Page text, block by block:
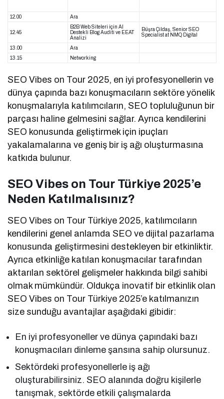
12.00 Ara
12.45
B2B Web Siteleri için Al
Destekli Blog Auditi ve EEAT
Analizi
Büşra Çildaş, Senior SEO
Specialist at NMQ Digital
13.00
Ara
13.15
Networking
SEO Vibes on Tour 2025, en iyi profesyonellerin ve
dünya çapında bazı konuşmacıların sektöre yönelik
konuşmalarıyla katılımcıların, SEO topluluğunun bir
parçası haline gelmesini sağlar. Ayrıca kendilerini
SEO konusunda geliştirmek için ipuçları
yakalamalarına ve geniş bir iş ağı oluşturmasına
katkıda bulunur.
SEO Vibes on Tour Türkiye 2025’e
Neden Katılmalısınız?
SEO Vibes on Tour Türkiye 2025, katılımcıların
kendilerini genel anlamda SEO ve dijital pazarlama
konusunda geliştirmesini destekleyen bir etkinliktir.
Ayrıca etkinliğe katılan konuşmacılar tarafından
aktarılan sektörel gelişmeler hakkında bilgi sahibi
olmak mümkündür. Oldukça inovatif bir etkinlik olan
SEO Vibes on Tour Türkiye 2025’e katılmanızın
size sunduğu avantajlar aşağıdaki gibidir:
En iyi profesyoneller ve dünya çapındaki bazı
konuşmacıları dinleme şansına sahip olursunuz.
Sektördeki profesyonellerle iş ağı
oluşturabilirsiniz. SEO alanında doğru kişilerle
tanışmak, sektörde etkili çalışmalarda